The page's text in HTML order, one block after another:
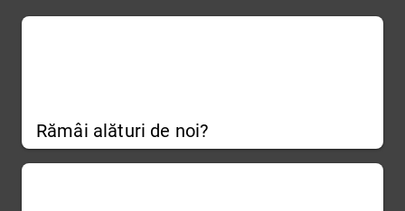
Rămâi alături de noi?